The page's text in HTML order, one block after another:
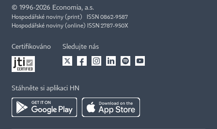
© 1996-2026 Economia, a.s.
Hospodářské noviny (print) ISSN 0862-9587
Hospodářské noviny (online) ISSN 2787-950X
Certifikováno Sledujte nás
Stáhněte si aplikaci HN